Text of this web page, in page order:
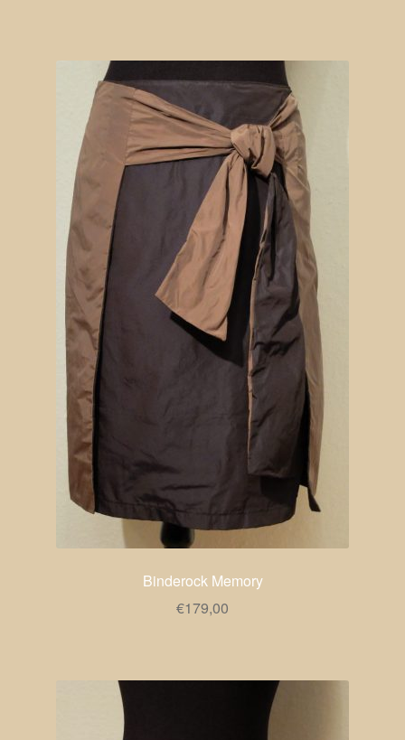
Binderock Memory
€179,00